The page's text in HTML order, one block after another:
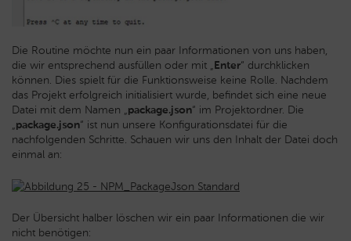
Die Routine möchte nun ein paar Informationen von uns haben,
die wir entsprechend ausfüllen oder mit „Enter“ durchklicken
können. Dies spielt für die Funktionsweise keine Rolle. Nachdem
das Projekt erfolgreich initialisiert wurde, befindet sich eine neue
Datei mit dem Namen „package.json“ im Projektordner. Die
„package.json“ ist nun unsere Konfigurationsdatei für die
nachfolgenden Schritte. Schauen wir uns den Inhalt der Datei doch
einmal an:
Der Übersicht halber löschen wir ein paar Informationen die wir
nicht benötigen: